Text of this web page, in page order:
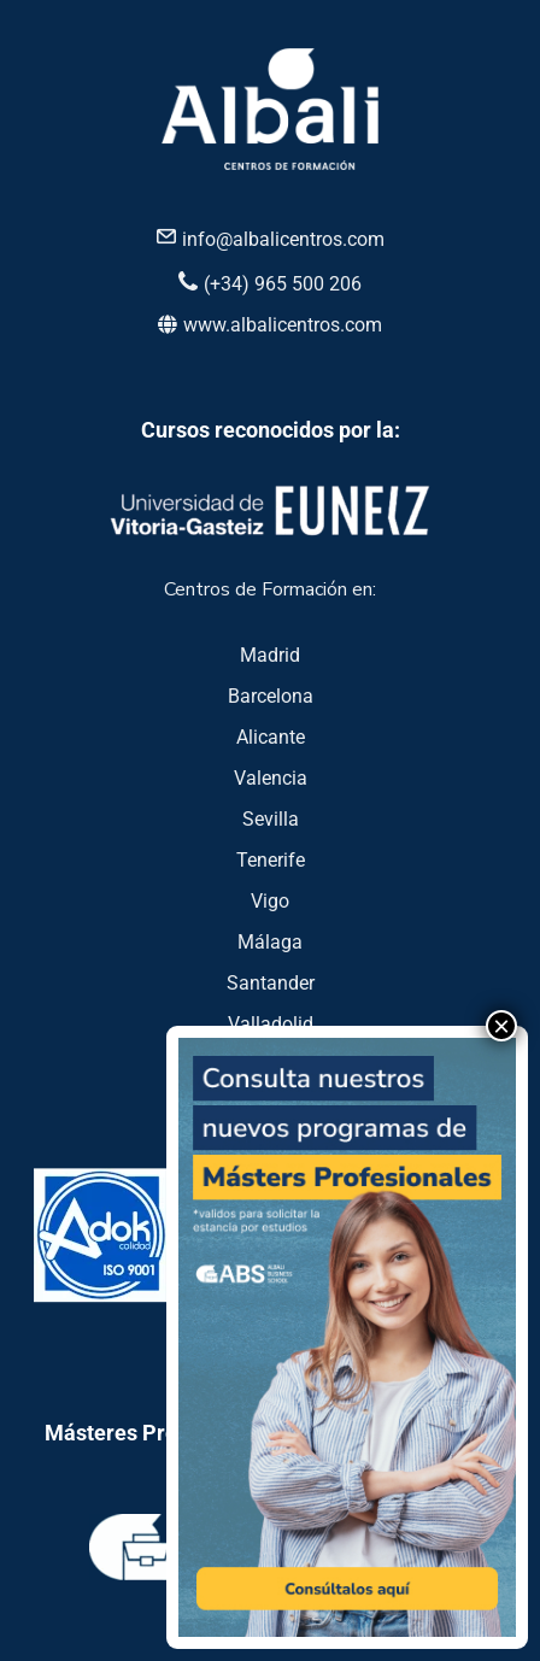
info@albalicentros.com
(+34) 965 500 206
www.albalicentros.com
Cursos reconocidos por la:
Centros de Formación en:
Madrid
Barcelona
Alicante
Valencia
Sevilla
Tenerife
Vigo
Málaga
Santander
Valladolid
Zaragoza
Murcia
Másteres Profesionales en nuestra escuela de
negocios
Máster en electricidad